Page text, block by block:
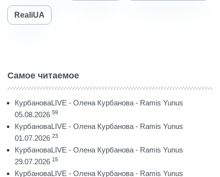
RealiUA
Самое читаемое
КурбановаLIVE - Олена Курбанова - Ramis Yunus
05.08.2026 59
КурбановаLIVE - Олена Курбанова - Ramis Yunus
01.07.2026 23
КурбановаLIVE - Олена Курбанова - Ramis Yunus
29.07.2026 15
КурбановаLIVE - Олена Курбанова - Ramis Yunus